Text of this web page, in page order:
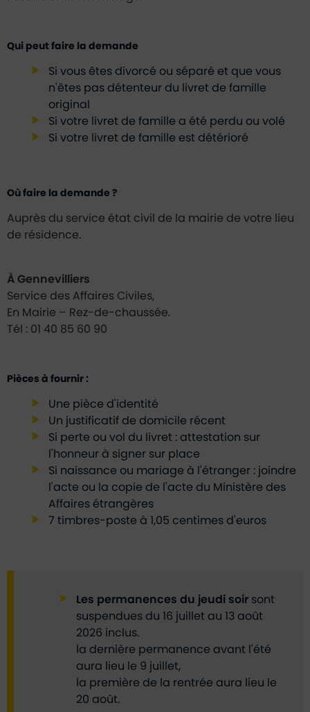
Qui peut faire la demande
Si vous êtes divorcé ou séparé et que vous
n'êtes pas détenteur du livret de famille
original
Si votre livret de famille a été perdu ou volé
Si votre livret de famille est détérioré
Où faire la demande ?
Auprès du service état civil de la mairie de votre lieu
de résidence.
À Gennevilliers
Service des Affaires Civiles,
En Mairie – Rez-de-chaussée.
Tél : 01 40 85 60 90
Pièces à fournir :
Une pièce d'identité
Un justificatif de domicile récent
Si perte ou vol du livret : attestation sur
l'honneur à signer sur place
Si naissance ou mariage à l'étranger : joindre
l'acte ou la copie de l'acte du Ministère des
Affaires étrangères
7 timbres-poste à 1,05 centimes d'euros
Les permanences du jeudi soir sont
suspendues du 16 juillet au 13 août
2026 inclus.
la dernière permanence avant l'été
aura lieu le 9 juillet,
la première de la rentrée aura lieu le
20 août.